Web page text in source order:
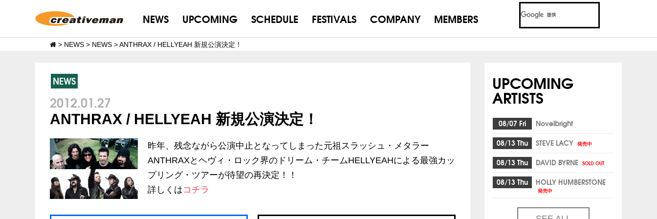
NEWS UPCOMING SCHEDULE FESTIVALS COMPANY MEMBERS
> NEWS > NEWS >ANTHRAX / HELLYEAH 新規公演決定！
NEWS
2012.01.27
ANTHRAX / HELLYEAH 新規公演決定！
昨年、残念ながら公演中止となってしまった元祖スラッシュ・メタラー
ANTHRAXとヘヴィ・ロック界のドリーム・チームHELLYEAHによる最強カッ
プリング・ツアーが待望の再決定！！
詳しくはコチラ
UPCOMING
ARTISTS
08/07 Fri
Novelbright
08/13 Thu
STEVE LACY 発売中
08/13 Thu DAVID BYRNE SOLD OUT
08/13 Thu HOLLY HUMBERSTONE
発売中